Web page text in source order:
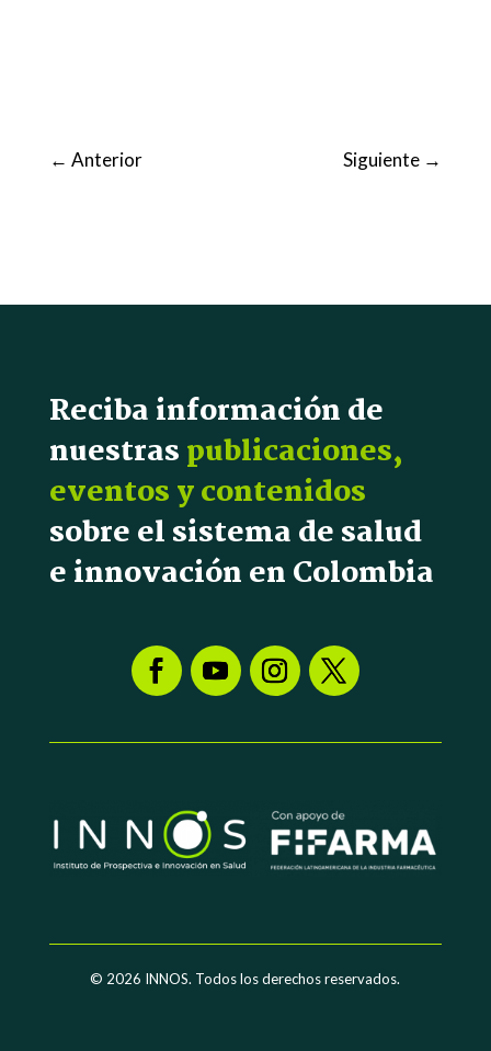
← Anterior Siguiente →
Reciba información de
nuestraspublicaciones,
eventos y contenidos
sobre el sistema de salud
e innovación en Colombia
© 2026 INNOS. Todos los derechos reservados.